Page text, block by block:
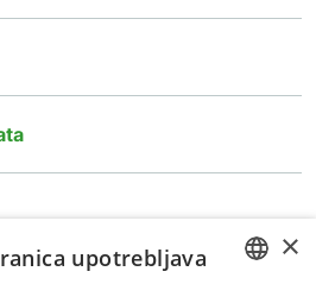
tehnologiju i analitiku maslinova
×
upotrebljava